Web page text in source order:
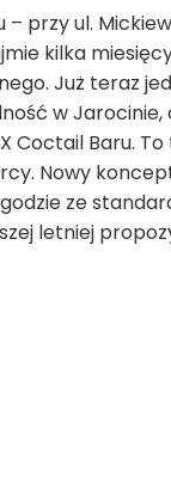
przy ul.
kilka
Już teraz
w Jarocinie,
Coctail Baru.
Nowy
ze
letniej